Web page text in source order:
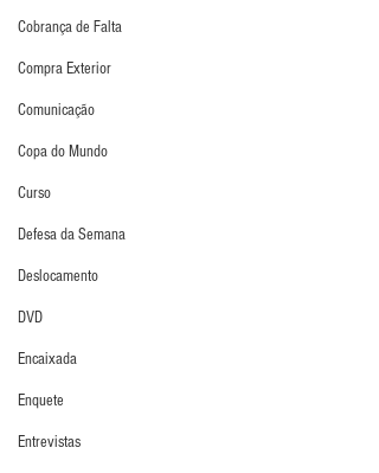
Cobrança de Falta
Compra Exterior
Comunicação
Copa do Mundo
Curso
Defesa da Semana
Deslocamento
DVD
Encaixada
Enquete
Entrevistas